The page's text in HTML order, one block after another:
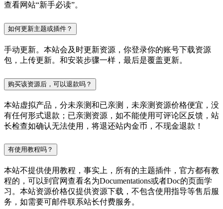
查看网站“新手必读”。
如何更新主题或插件？
手动更新。本站会及时更新资源，你登录你的账号下载资源
包，上传更新。和安装步骤一样，最后是覆盖更新。
购买该资源后，可以退款吗？
本站虚拟产品，分未亲测和已亲测，未亲测资源价格便宜，没
有任何形式退款；已亲测资源，如不能使用可评论区反馈，站
长检查如确认无法使用，将退还站内金币，不现金退款！
有使用教程吗？
本站不提供使用教程，事实上，所有的主题插件，官方都有教
程的，可以到官网查看名为Documentations或者Doc的页面学
习。本站资源价格仅提供资源下载，不包含使用指导等售后服
务，如需要可邮件联系站长付费服务。